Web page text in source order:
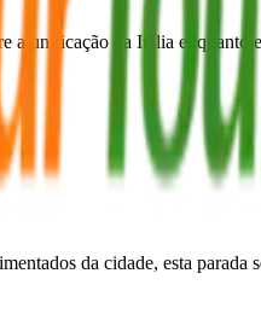
unificação da Itália
da cidade, esta